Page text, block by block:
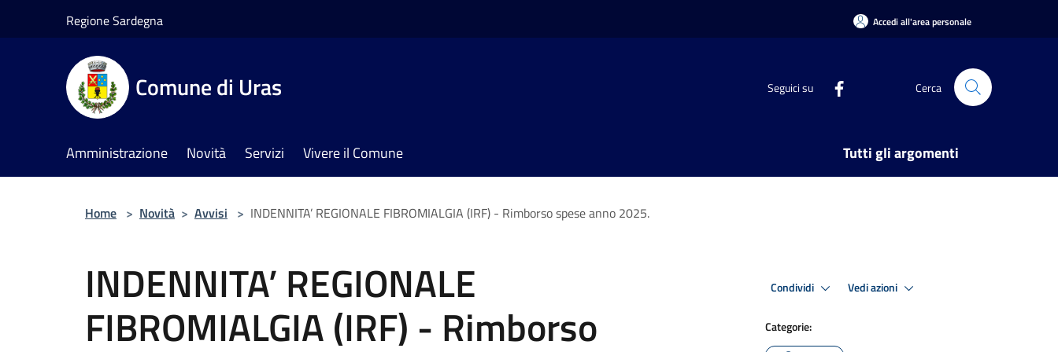
Regione Sardegna Accedi all'area personale
Comune di Uras Seguici su Cerca
Amministrazione Novità Servizi Vivere il Comune Tutti gli argomenti
Home > Novità > Avvisi > INDENNITA’ REGIONALE FIBROMIALGIA (IRF) - Rimborso spese anno 2025.
INDENNITA’ REGIONALE
FIBROMIALGIA (IRF) - Rimborso
Condividi Vedi azioni
Categorie: